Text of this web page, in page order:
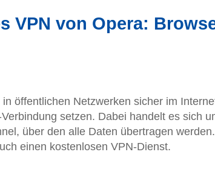
VPN von Opera:
öffentlichen Netzwerken sicher im
setzen. Dabei handelt es sich
über den alle Daten übertragen
einen kostenlosen VPN-Dienst.